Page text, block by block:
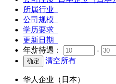
所属行业
公司规模
学历要求
更新日期
年薪待遇：
-
清空所有
华人企业（日本）